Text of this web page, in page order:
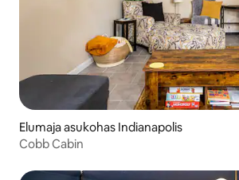
Elumaja asukohas Indianapolis
Cobb Cabin